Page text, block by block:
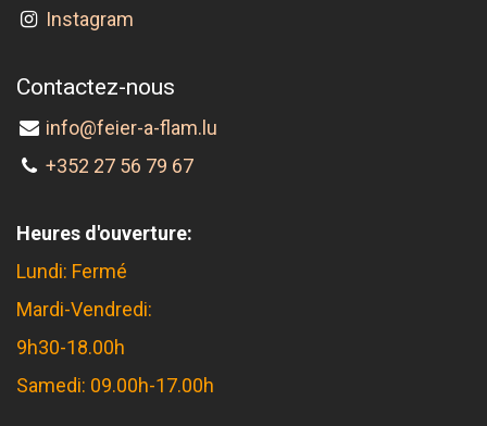
Instagram
Contactez-nous
info@feier-a-flam.lu
+352 27 56 79 67
Heures d'ouverture:
Lundi: Fermé
Mardi-Vendredi:
9h30-18.00h
Samedi: 09.00h-17.00h